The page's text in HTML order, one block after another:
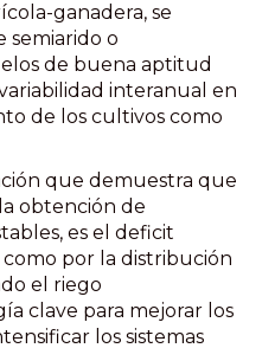
ganadera, se
semiarido o
de buena aptitud
interanual en
de los cultivos como
que demuestra que
obtención de
es el deficit
por la distribución
el riego
clave para mejorar los
los sistemas